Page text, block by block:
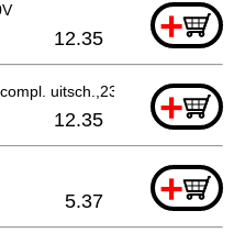
+
12.35
uitsch.,230V +
12.35
+
5.37